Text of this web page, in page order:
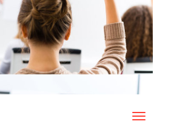
Toggle